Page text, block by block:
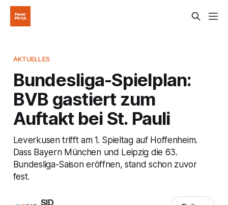
AKTUELLES
Bundesliga-Spielplan:
BVB gastiert zum
Auftakt bei St. Pauli
Leverkusen trifft am 1. Spieltag auf Hoffenheim.
Dass Bayern München und Leipzig die 63.
Bundesliga-Saison eröffnen, stand schon zuvor
fest.
SID